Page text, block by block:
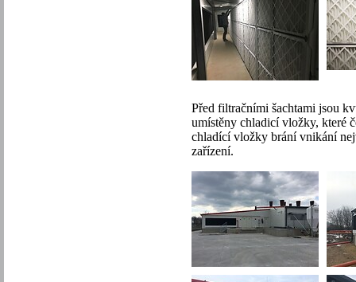
Před filtračními šachtami jsou
umístěny chladicí vložky, které
chladící vložky brání vnikání
zařízení.